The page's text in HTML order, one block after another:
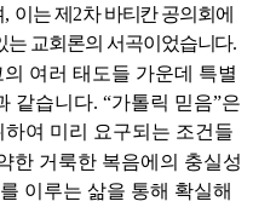
, 이는 제 2차 바티칸 공의회에
는 교회론의 서곡이었습니다.
여러 태도들 가운데 특별
같습니다. “가톨릭 믿음”은
여 미리 요구되는 조건들
한 거룩한 복음에의 충실성
이루는 삶을 통해 확실해